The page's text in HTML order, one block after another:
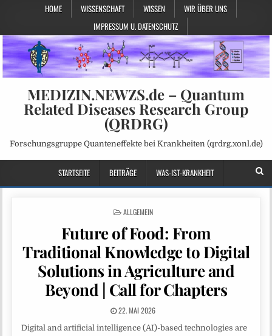
HOME WISSENSCHAFT WISSEN
WIR ÜBER UNS
IMPRESSUM U. DATENSCHUTZ
MEDIZIN.NEWZS.de – Quantum
Related Diseases Research Group
(QRDRG)
Forschungsgruppe Quanteneffekte bei Krankheiten (qrdrg.xonl.de)
STARTSEITE BEITRÄGE WAS-IST-KRANKHEIT
POSTED
ALLGEMEIN
Future of Food: From
Traditional Knowledge to Digital
Solutions in Agriculture and
Beyond | Call for Chapters
22. MAI 2026
Digital and artificial intelligence (AI)-based technologies are